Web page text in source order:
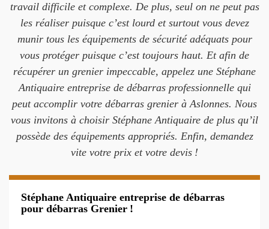
travail difficile et complexe. De plus, seul on ne peut pas
les réaliser puisque c’est lourd et surtout vous devez
munir tous les équipements de sécurité adéquats pour
vous protéger puisque c’est toujours haut. Et afin de
récupérer un grenier impeccable, appelez une Stéphane
Antiquaire entreprise de débarras professionnelle qui
peut accomplir votre débarras grenier à Aslonnes. Nous
vous invitons à choisir Stéphane Antiquaire de plus qu’il
possède des équipements appropriés. Enfin, demandez
vite votre prix et votre devis !
Stéphane Antiquaire entreprise de débarras
pour débarras Grenier !